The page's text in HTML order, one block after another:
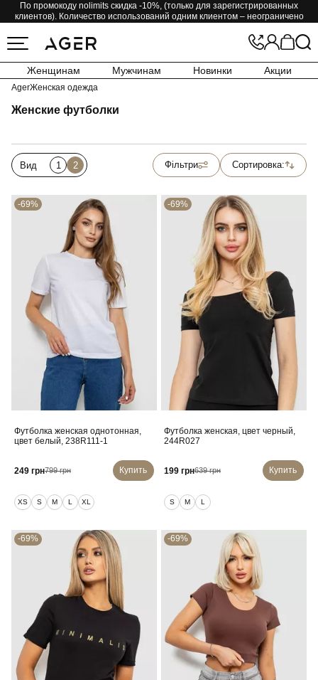
По промокоду nolimits скидка -10%, (только для зарегистрированных
клиентов). Количество использований одним клиентом – неограничено
Женщинам Мужчинам Новинки Акции
AgerЖенская одежда
Женские футболки
Вид 1 2 Фільтри Сортировка:
-69%
Футболка женская однотонная,
цвет белый, 238R111-1
249 грн799 грн Купить
XS S M L XL
-69%
Футболка женская, цвет черный,
244R027
199 грн639 грн Купить
S M L
-69% -69%